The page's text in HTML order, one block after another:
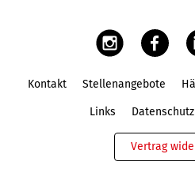
Kontakt Stellenangebote
Links Datenschutz
Vertrag